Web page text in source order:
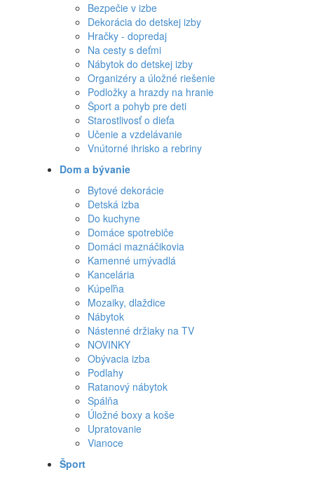
Bezpečie v izbe
Dekorácia do detskej izby
Hračky - dopredaj
Na cesty s deťmi
Nábytok do detskej izby
Organizéry a úložné riešenie
Podložky a hrazdy na hranie
Šport a pohyb pre deti
Starostlivosť o dieťa
Učenie a vzdelávanie
Vnútorné ihrisko a rebriny
Dom a bývanie
Bytové dekorácie
Detská izba
Do kuchyne
Domáce spotrebiče
Domáci maznáčikovia
Kamenné umývadlá
Kancelária
Kúpeľňa
Mozaiky, dlaždice
Nábytok
Nástenné držiaky na TV
NOVINKY
Obývacia izba
Podlahy
Ratanový nábytok
Spálňa
Úložné boxy a koše
Upratovanie
Vianoce
Šport